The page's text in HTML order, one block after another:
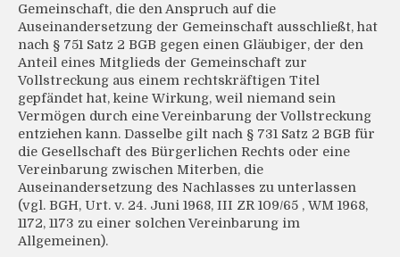
Gemeinschaft, die den Anspruch auf die
Auseinandersetzung der Gemeinschaft ausschließt, hat
nach § 751 Satz 2 BGB gegen einen Gläubiger, der den
Anteil eines Mitglieds der Gemeinschaft zur
Vollstreckung aus einem rechtskräftigen Titel
gepfändet hat, keine Wirkung, weil niemand sein
Vermögen durch eine Vereinbarung der Vollstreckung
entziehen kann. Dasselbe gilt nach § 731 Satz 2 BGB für
die Gesellschaft des Bürgerlichen Rechts oder eine
Vereinbarung zwischen Miterben, die
Auseinandersetzung des Nachlasses zu unterlassen
(vgl. BGH, Urt. v. 24. Juni 1968, III ZR 109/65 , WM 1968,
1172, 1173 zu einer solchen Vereinbarung im
Allgemeinen).